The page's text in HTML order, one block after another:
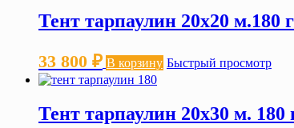
Тент тарпаулин 20х20 м.180
33 800 ₽ В корзину Быстрый просмотр
Тент тарпаулин 20х30 м.